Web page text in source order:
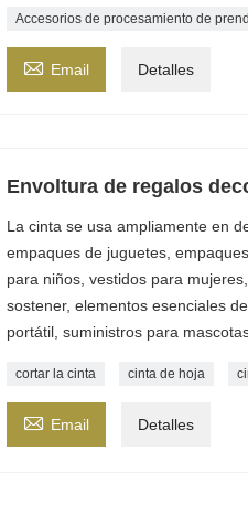
Accesorios de procesamiento de
 Email Detalles
Envoltura de regalos
La cinta se usa ampliamente en
empaques de juguetes,
para niños, vestidos para
sostener, elementos esenciales
portátil, suministros para
cortar la cinta cinta de hoja
 Email Detalles